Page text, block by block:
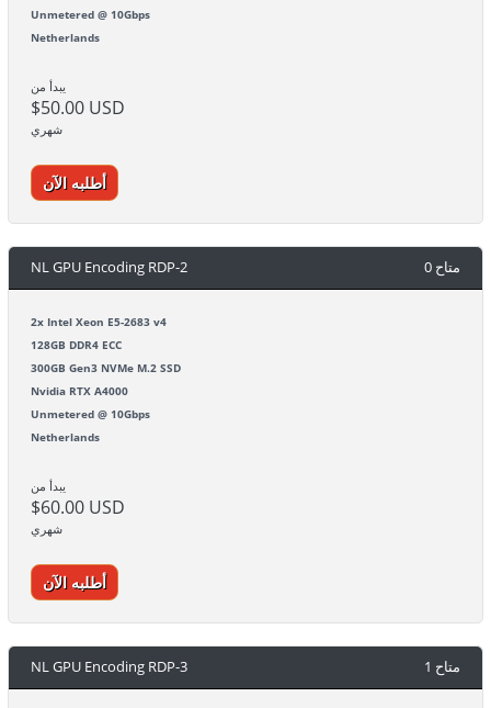
Unmetered @ 10Gbps
Netherlands
يبدأ من
$50.00 USD
شهري
أطلبه الآن
NL GPU Encoding RDP-2 0 متاح
2x Intel Xeon E5-2683 v4
128GB DDR4 ECC
300GB Gen3 NVMe M.2 SSD
Nvidia RTX A4000
Unmetered @ 10Gbps
Netherlands
يبدأ من
$60.00 USD
شهري
أطلبه الآن
NL GPU Encoding RDP-3 1 متاح